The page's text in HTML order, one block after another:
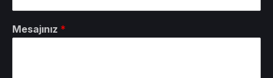
Mesajınız *